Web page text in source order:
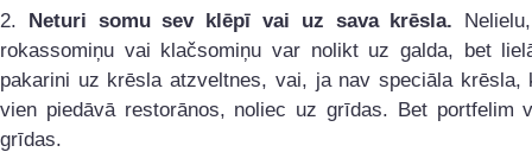
2. Neturi somu sev klēpī vai uz sava krēsla.
rokassomiņu vai klačsomiņu var nolikt uz galda, bet
pakarini uz krēsla atzveltnes, vai, ja nav speciāla krēsla,
vien piedāvā restorānos, noliec uz grīdas. Bet portfelim
grīdas.